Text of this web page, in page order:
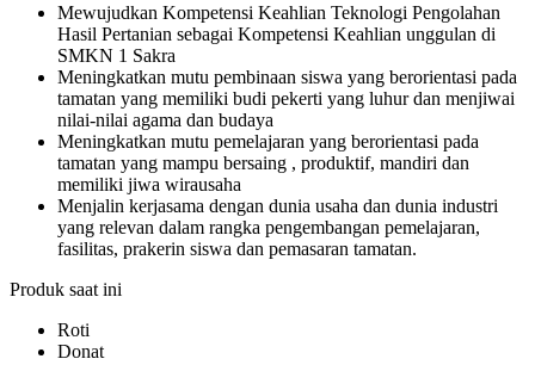
Mewujudkan Kompetensi Keahlian Teknologi Pengolahan
Hasil Pertanian sebagai Kompetensi Keahlian unggulan di
SMKN 1 Sakra
Meningkatkan mutu pembinaan siswa yang berorientasi pada
tamatan yang memiliki budi pekerti yang luhur dan menjiwai
nilai-nilai agama dan budaya
Meningkatkan mutu pemelajaran yang berorientasi pada
tamatan yang mampu bersaing , produktif, mandiri dan
memiliki jiwa wirausaha
Menjalin kerjasama dengan dunia usaha dan dunia industri
yang relevan dalam rangka pengembangan pemelajaran,
fasilitas, prakerin siswa dan pemasaran tamatan.
Produk saat ini
Roti
Donat